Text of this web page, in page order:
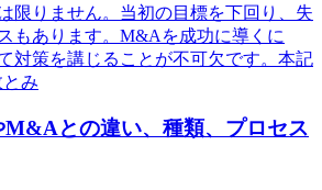
限りません。当初の目標を下回り、失
もあります。M&Aを成功に導くに
対策を講じることが不可欠です。本記
み
M&Aとの違い、種類、プロセス